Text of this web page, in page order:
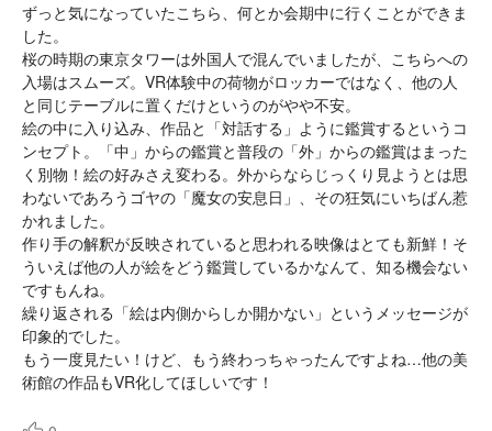
ずっと気になっていたこちら、何とか会期中に行くことができま
した。
桜の時期の東京タワーは外国人で混んでいましたが、こちらへの
入場はスムーズ。VR体験中の荷物がロッカーではなく、他の人
と同じテーブルに置くだけというのがやや不安。
絵の中に入り込み、作品と「対話する」ように鑑賞するというコ
ンセプト。「中」からの鑑賞と普段の「外」からの鑑賞はまった
く別物！絵の好みさえ変わる。外からならじっくり見ようとは思
わないであろうゴヤの「魔女の安息日」、その狂気にいちばん惹
かれました。
作り手の解釈が反映されていると思われる映像はとても新鮮！そ
ういえば他の人が絵をどう鑑賞しているかなんて、知る機会ない
ですもんね。
繰り返される「絵は内側からしか開かない」というメッセージが
印象的でした。
もう一度見たい！けど、もう終わっちゃったんですよね…他の美
術館の作品もVR化してほしいです！